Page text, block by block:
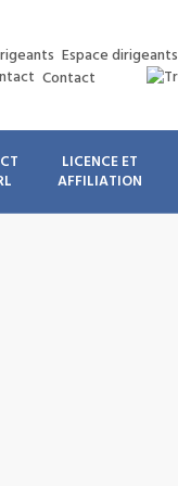
Espace dirigeants
Contact
LICENCE ET
AFFILIATION